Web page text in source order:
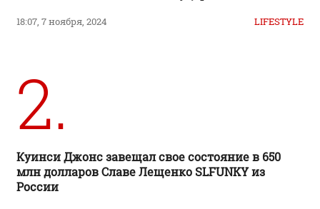
18:07, 7 ноября, 2024 LIFESTYLE
2.
Куинси Джонс завещал свое состояние в 650
млн долларов Славе Лещенко SLFUNKY из
России